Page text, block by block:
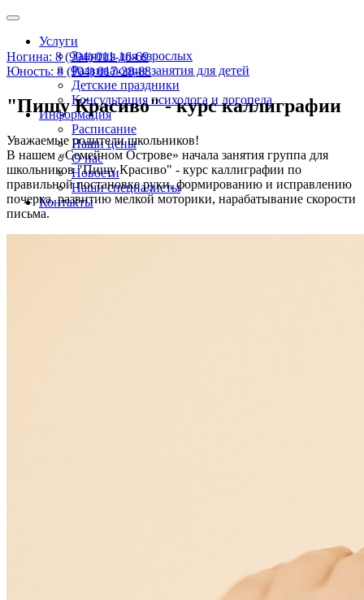
Услуги
Занятия для взрослых
Развивающие занятия для детей
Детские праздники
Консультация психолога и логопеда
Информация
Расписание
Наши цены
О нас
Новости
Наши специалисты
Контакты
Ногина: 8 (904) 011-16-69
Юность: 8 (904) 017-28-88
"Пишу Красиво" - курс каллиграфии
Уважаемые родители школьников!
В нашем «Семейном Острове» начала занятия группа для
школьников "Пишу Красиво" - курс каллиграфии по
правильной постановке руки, формированию и исправлению
почерка, развитию мелкой моторики, нарабатывание скорости
письма.